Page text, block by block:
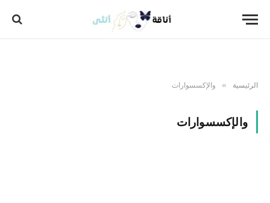
الرئيسية » والإكسسوارات
والإكسسوارات